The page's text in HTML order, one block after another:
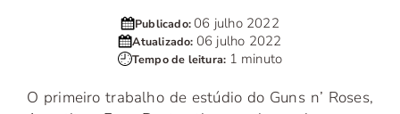
Publicado:06 julho 2022
Atualizado: 06 julho 2022
Tempo de leitura: 1 minuto
O primeiro trabalho de estúdio do Guns n’ Roses,